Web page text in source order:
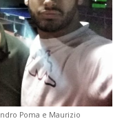
Poma e Maurizio